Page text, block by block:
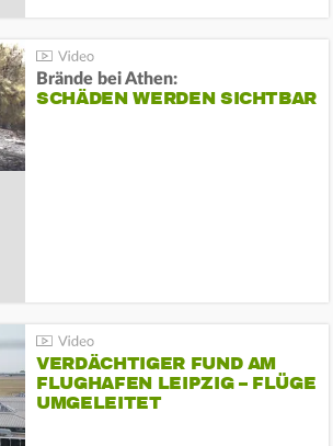
Brände bei Athen:
SCHÄDEN WERDEN SICHTBAR
VERDÄCHTIGER FUND AM
FLUGHAFEN LEIPZIG – FLÜGE
UMGELEITET